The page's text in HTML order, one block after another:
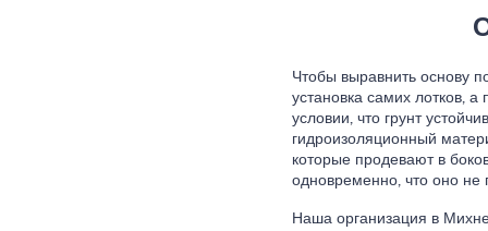
Чтобы выравнить основу
установка самих лотков,
условии, что грунт
гидроизоляционный
которые продевают в
одновременно, что оно не
Наша организация в